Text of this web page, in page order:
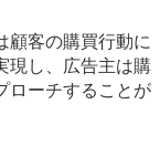
顧客の購買行動に
現し、広告主は購
ローチすることが